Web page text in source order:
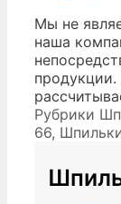
Мы не
наша
Рубрики
66,